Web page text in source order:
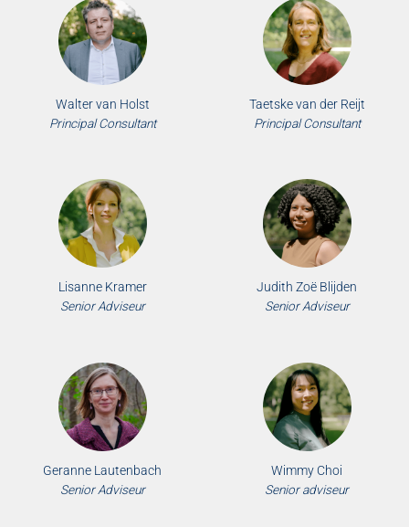
Walter van Holst
Principal Consultant
Taetske van der Reijt
Principal Consultant
Lisanne Kramer
Senior Adviseur
Judith Zoë Blijden
Senior Adviseur
Geranne Lautenbach
Senior Adviseur
Wimmy Choi
Senior adviseur